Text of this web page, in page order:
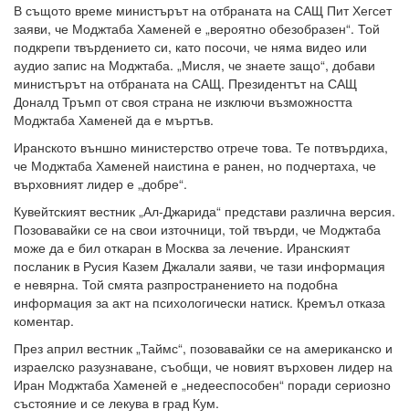
В същото време министърът на отбраната на САЩ Пит Хегсет
заяви, че Моджтаба Хаменей е „вероятно обезобразен“. Той
подкрепи твърдението си, като посочи, че няма видео или
аудио запис на Моджтаба. „Мисля, че знаете защо“, добави
министърът на отбраната на САЩ. Президентът на САЩ
Доналд Тръмп от своя страна не изключи възможността
Моджтаба Хаменей да е мъртъв.
Иранското външно министерство отрече това. Те потвърдиха,
че Моджтаба Хаменей наистина е ранен, но подчертаха, че
върховният лидер е „добре“.
Кувейтският вестник „Ал-Джарида“ представи различна версия.
Позовавайки се на свои източници, той твърди, че Моджтаба
може да е бил откаран в Москва за лечение. Иранският
посланик в Русия Казем Джалали заяви, че тази информация
е невярна. Той смята разпространението на подобна
информация за акт на психологически натиск. Кремъл отказа
коментар.
През април вестник „Таймс“, позовавайки се на американско и
израелско разузнаване, съобщи, че новият върховен лидер на
Иран Моджтаба Хаменей е „недееспособен“ поради сериозно
състояние и се лекува в град Кум.